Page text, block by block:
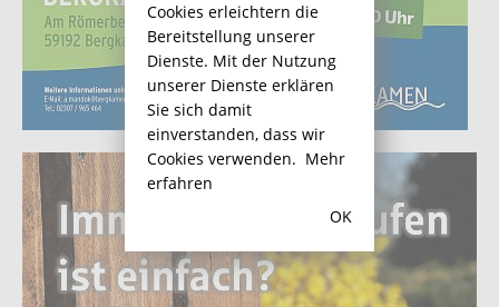
Cookies erleichtern die
Bereitstellung unserer
Dienste. Mit der Nutzung
unserer Dienste erklären
Sie sich damit
einverstanden, dass wir
Cookies verwenden. Mehr
erfahren
OK